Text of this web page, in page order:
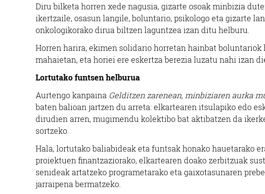
Diru bilketa horren xede nagusia, gizarte osoak minbizia
ikertzaile, osasun langile, boluntario, psikologo eta gizarte
onkologikorako dirua biltzen laguntzea izan ditu helburu.
Horren harira, ekimen solidario horretan hainbat
mahaietan, eta horiei ere eskertza berezia luzatu nahi izan
Lortutako funtsen helburua
Aurtengo kanpaina Gelditzen zarenean, minbiziaren aurka
baten balioan jartzen du arreta: elkartearen itsulapiko edo
dirudien arren, mugimendu kolektibo bat aktibatzen da
sortzeko.
Hala, lortutako baliabideak eta funtsak honako hauetarako
proiektuen finantzaziorako, elkartearen doako zerbitzuak
senideak artatzeko programetarako eta gaixotasunaren
jarraipena bermatzeko.